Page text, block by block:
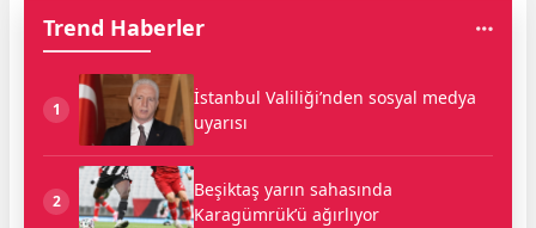
Trend Haberler
1
İstanbul Valiliği’nden sosyal medya
uyarısı
2
Beşiktaş yarın sahasında
Karagümrük’ü ağırlıyor